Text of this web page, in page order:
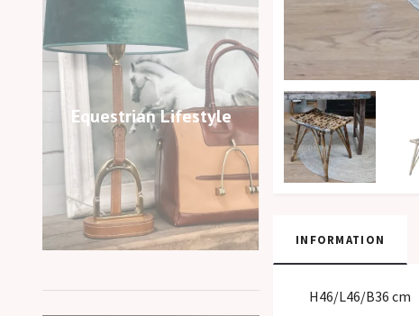
Equestrian Lifestyle
INFORMATION
H46/L46/B36 cm